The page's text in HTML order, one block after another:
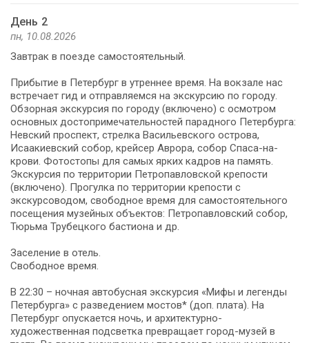
День 2
пн, 10.08.2026
Завтрак в поезде самостоятельный.
Прибытие в Петербург в утреннее время. На вокзале нас
встречает гид и отправляемся на экскурсию по городу.
Обзорная экскурсия по городу (включено) с осмотром
основных достопримечательностей парадного Петербурга:
Невский проспект, стрелка Васильевского острова,
Исаакиевский собор, крейсер Аврора, собор Спаса-на-
крови. Фотостопы для самых ярких кадров на память.
Экскурсия по территории Петропавловской крепости
(включено). Прогулка по территории крепости с
экскурсоводом, свободное время для самостоятельного
посещения музейных объектов: Петропавловский собор,
Тюрьма Трубецкого бастиона и др.
Заселение в отель.
Свободное время.
В 22:30 – ночная автобусная экскурсия «Мифы и легенды
Петербурга» с разведением мостов* (доп. плата). На
Петербург опускается ночь, и архитектурно-
художественная подсветка превращает город-музей в